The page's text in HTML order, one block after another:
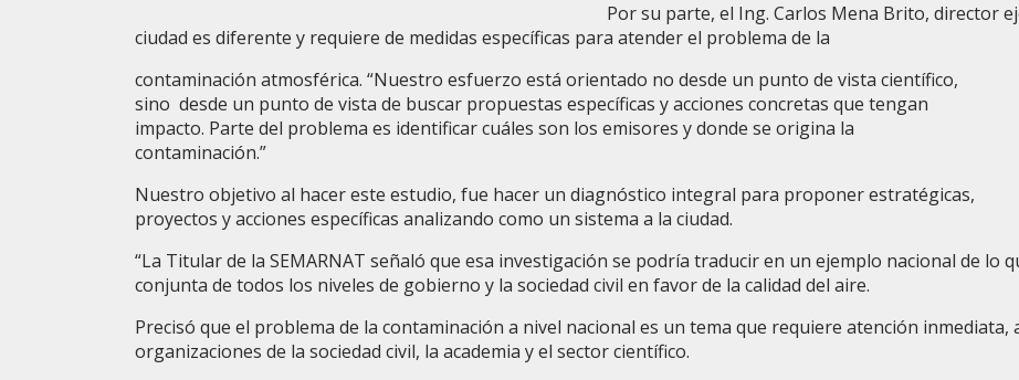
Por su parte, el Ing. Carlos Mena Brito, director
ciudad es diferente y requiere de medidas específicas para atender el problema de la
contaminación atmosférica. “Nuestro esfuerzo está orientado no desde un punto de vista científico,
sino desde un punto de vista de buscar propuestas específicas y acciones concretas que tengan
impacto. Parte del problema es identificar cuáles son los emisores y donde se origina la
contaminación.”
Nuestro objetivo al hacer este estudio, fue hacer un diagnóstico integral para proponer estratégicas,
proyectos y acciones específicas analizando como un sistema a la ciudad.
“La Titular de la SEMARNAT señaló que esa investigación se podría traducir en un ejemplo nacional de lo
conjunta de todos los niveles de gobierno y la sociedad civil en favor de la calidad del aire.
Precisó que el problema de la contaminación a nivel nacional es un tema que requiere atención inmediata,
organizaciones de la sociedad civil, la academia y el sector científico.